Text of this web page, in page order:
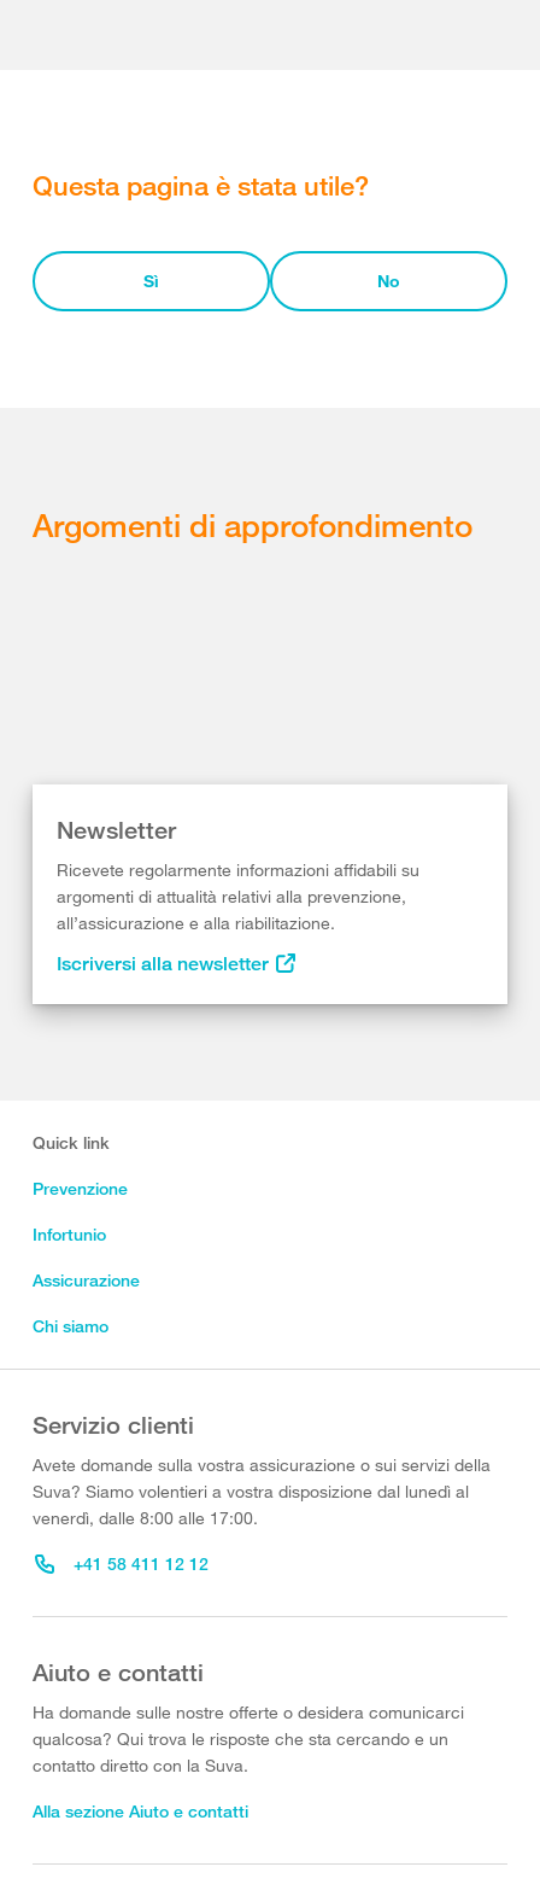
Questa pagina è stata utile?
Sì No
Argomenti di approfondimento
Newsletter
Ricevete regolarmente informazioni affidabili su
argomenti di attualità relativi alla prevenzione,
all’assicurazione e alla riabilitazione.
Iscriversi alla newsletter
Quick link
Prevenzione
Infortunio
Assicurazione
Chi siamo
Servizio clienti
Avete domande sulla vostra assicurazione o sui servizi della
Suva? Siamo volentieri a vostra disposizione dal lunedì al
venerdì, dalle 8:00 alle 17:00.
+41 58 411 12 12
Aiuto e contatti
Ha domande sulle nostre offerte o desidera comunicarci
qualcosa? Qui trova le risposte che sta cercando e un
contatto diretto con la Suva.
Alla sezione Aiuto e contatti